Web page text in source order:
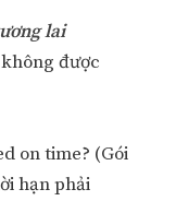
lai
được
on time? (Gói
hạn phải